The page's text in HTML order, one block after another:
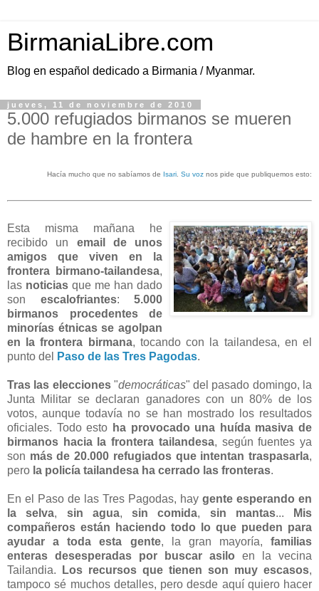
BirmaniaLibre.com
Blog en español dedicado a Birmania / Myanmar.
jueves, 11 de noviembre de 2010
5.000 refugiados birmanos se mueren
de hambre en la frontera
Hacía mucho que no sabíamos de Isari Su voz nos pide que publiquemos esto:
Esta misma mañana he
recibido un email de unos
amigos que viven en la
frontera birmano-tailandesa,
las noticias que me han dado
son escalofriantes: 5.000
birmanos procedentes de
minorías étnicas se agolpan
en la frontera birmana, tocando con la tailandesa, en el
punto del
Paso de las Tres Pagodas.
Tras las elecciones"democráticas" del pasado domingo, la
Junta Militar se declaran ganadores con un 80% de los
votos, aunque todavía no se han mostrado los resultados
oficiales. Todo esto ha provocado una huída masiva de
birmanos hacia la frontera tailandesa, según fuentes ya
son más de 20.000 refugiados que intentan traspasarla,
pero la policía tailandesa ha cerrado las fronteras.
En el Paso de las Tres Pagodas, hay gente esperando en
la selva, sin agua, sin comida, sin mantas...
Mis
compañeros están haciendo todo lo que pueden para
ayudar a toda esta gente, la gran mayoría, familias
enteras desesperadas por buscar asilo en la vecina
Tailandia.
Los recursos que tienen son muy escasos,
tampoco sé muchos detalles, pero desde aquí quiero hacer